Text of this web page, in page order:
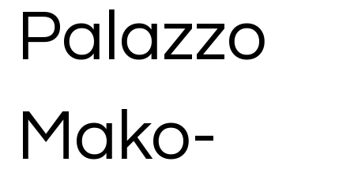
Palazzo
Mako-